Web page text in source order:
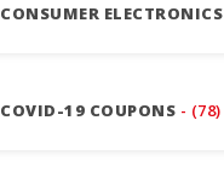
CONSUMER ELECTRONICS
COVID-19 COUPONS - (78)